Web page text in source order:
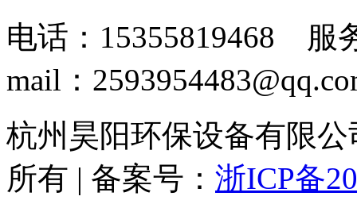
电话：15355819468 服
mail：
杭州昊阳环保设备有限公
所有 | 备案号： 浙ICP备